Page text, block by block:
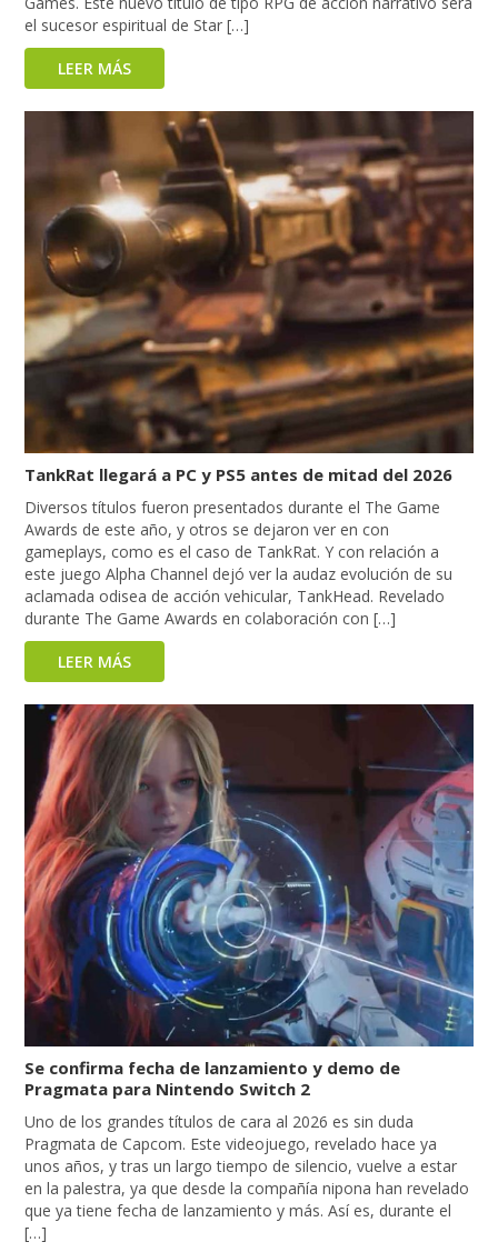
el sucesor espiritual de Star […]
LEER MÁS
TankRat llegará a PC y PS5 antes de mitad del 2026
Diversos títulos fueron presentados durante el The Game
Awards de este año, y otros se dejaron ver en con
gameplays, como es el caso de TankRat. Y con relación a
este juego Alpha Channel dejó ver la audaz evolución de su
aclamada odisea de acción vehicular, TankHead. Revelado
durante The Game Awards en colaboración con […]
LEER MÁS
Se confirma fecha de lanzamiento y demo de
Pragmata para Nintendo Switch 2
Uno de los grandes títulos de cara al 2026 es sin duda
Pragmata de Capcom. Este videojuego, revelado hace ya
unos años, y tras un largo tiempo de silencio, vuelve a estar
en la palestra, ya que desde la compañía nipona han revelado
que ya tiene fecha de lanzamiento y más. Así es, durante el
[…]